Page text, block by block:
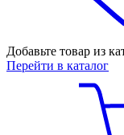
Добавьте товар из
Перейти в каталог